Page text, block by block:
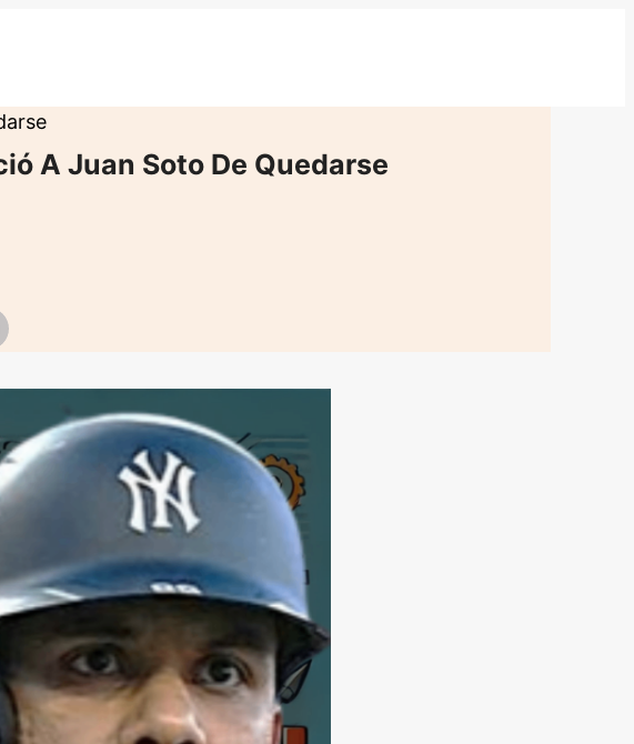
A Juan Soto De Quedarse